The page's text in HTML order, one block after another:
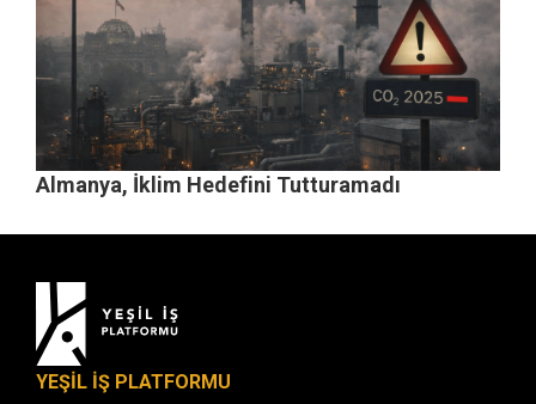
Almanya, İklim Hedefini Tutturamadı
YEŞİL İŞ PLATFORMU